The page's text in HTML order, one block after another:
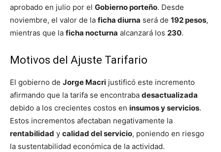
aprobado en julio por el Gobierno porteño. Desde
noviembre, el valor de la ficha diurna será de 192 pesos,
mientras que la ficha nocturna alcanzará los 230.
Motivos del Ajuste Tarifario
El gobierno de Jorge Macri justificó este incremento
afirmando que la tarifa se encontraba desactualizada
debido a los crecientes costos en insumos y servicios.
Estos incrementos afectaban negativamente la
rentabilidad y calidad del servicio, poniendo en riesgo
la sustentabilidad económica de la actividad.